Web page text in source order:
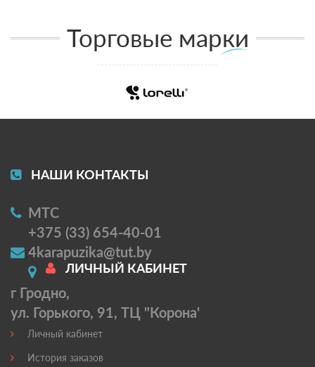
Торговые марки
НАШИ КОНТАКТЫ
МТС
+375 (33) 654-40-01
4karapuzika@tut.by
г Гродно,
ул. Горького, 91, ТЦ "Корона'
ЛИЧНЫЙ КАБИНЕТ
Личный кабинет
История заказов